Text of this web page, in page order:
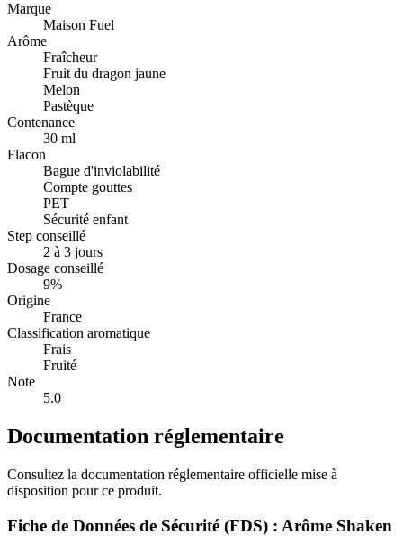
Marque
Maison Fuel
Arôme
Fraîcheur
Fruit du dragon jaune
Melon
Pastèque
Contenance
30 ml
Flacon
Bague d'inviolabilité
Compte gouttes
PET
Sécurité enfant
Step conseillé
2 à 3 jours
Dosage conseillé
9%
Origine
France
Classification aromatique
Frais
Fruité
Note
5.0
Documentation réglementaire
Consultez la documentation réglementaire officielle mise à
disposition pour ce produit.
Fiche de Données de Sécurité (FDS) : Arôme Shaken